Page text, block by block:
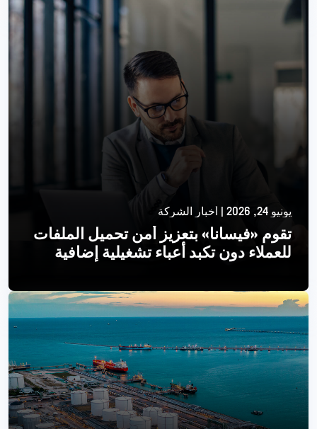
يونيو 24, 2026 | أخبار الشركة
تقوم «فيسانا» بتعزيز أمن تحميل الملفات
للعملاء دون تكبد أعباء تشغيلية إضافية
اقرأ أكثر